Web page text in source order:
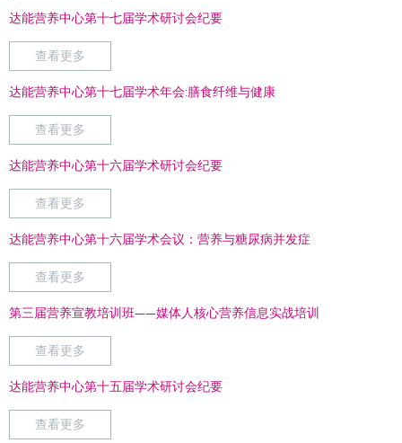
达能营养中心第十七届学术研讨会纪要
查看更多
达能营养中心第十七届学术年会:膳食纤维与健康
查看更多
达能营养中心第十六届学术研讨会纪要
查看更多
达能营养中心第十六届学术会议：营养与糖尿病并发症
查看更多
第三届营养宣教培训班——媒体人核心营养信息实战培训
查看更多
达能营养中心第十五届学术研讨会纪要
查看更多